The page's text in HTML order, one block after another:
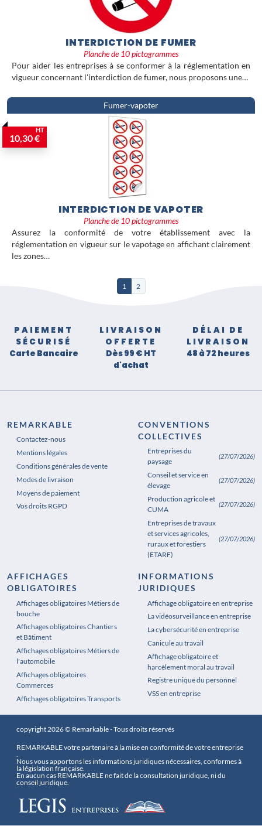
INTERDICTION DE FUMER
Planche de 10 pictogrammes
Pour aider les entreprises à se conformer à la réglementation en
vigueur concernant l'interdiction de fumer, nous proposons une…
Fumer-vapoter
10,30 €
HT
INTERDICTION DE VAPOTER
Planche de 10 pictogrammes
Assurez la conformité de votre établissement avec la
réglementation en vigueur sur le vapotage en affichant clairement
les zones…
1 2
PAIEMENT
SÉCURISÉ
Carte Bancaire
LIVRAISON
OFFERTE
Dès 99 € HT
d'achat
DÉLAI DE
LIVRAISON
48 à 72 heures
REMARKABLE
Contactez-nous
Mentions légales
Conditions générales de vente
Modes de livraison
Moyens de paiement
Vos droits RGPD
CONVENTIONS
COLLECTIVES
Entreprises du
paysage
(27/07/2026)
Conseil et service en
élevage
(27/07/2026)
Production agricole et
CUMA
(27/07/2026)
Entreprises de travaux
et services agricoles,
ruraux et forestiers
(ETARF)
(27/07/2026)
AFFICHAGES
OBLIGATOIRES
Affichages obligatoires Métiers de
bouche
Affichages obligatoires Chantiers
et Bâtiment
Affichages obligatoires Métiers de
l'automobile
Affichages obligatoires
Commerces
Affichages obligatoires Transports
Affichages obligatoires Pharmacie
INFORMATIONS
JURIDIQUES
Affichage obligatoire en entreprise
La vidéosurveillance en entreprise
La cybersécurité en entreprise
Canicule au travail
Affichage obligatoire et
harcèlement moral au travail
Registre unique du personnel
VSS en entreprise
copyright 2026 © Remarkable - Tous droits réservés
REMARKABLE votre partenaire à la mise en conformité de votre entreprise
.
Nous vous apportons les informations juridiques nécessaires, conformes à
la législation française.
En aucun cas REMARKABLE ne fait de la consultation juridique, ni du
conseil juridique.